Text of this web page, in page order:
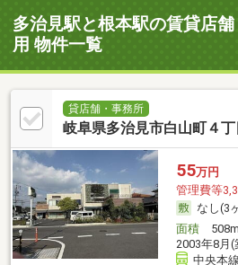
多治見駅と根本駅の賃貸店
用 物件一覧
貸店舗・事務所
岐阜県多治見市白山町４丁
55万円
管理費等
なし(3
面積508m
2003年8月(
中央本